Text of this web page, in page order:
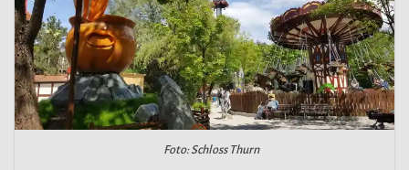
Foto: Schloss Thurn